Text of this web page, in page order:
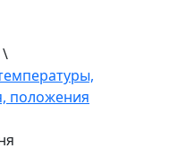
\
положения